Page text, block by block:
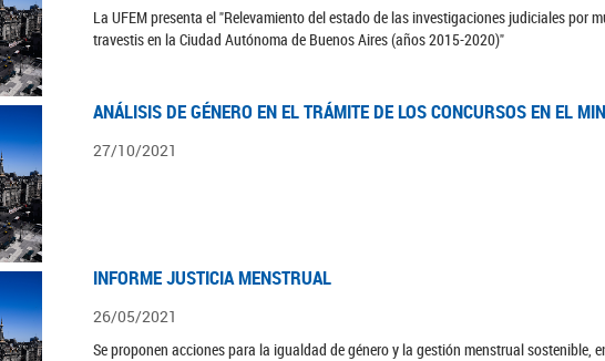
La UFEM presenta el "Relevamiento del estado de las investigaciones judiciales por
travestis en la Ciudad Autónoma de Buenos Aires (años 2015-2020)"
ANÁLISIS DE GÉNERO EN EL TRÁMITE DE LOS CONCURSOS EN EL
27/10/2021
INFORME JUSTICIA MENSTRUAL
26/05/2021
Se proponen acciones para la igualdad de género y la gestión menstrual sostenible,